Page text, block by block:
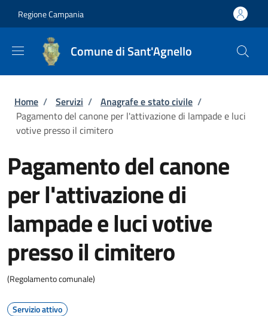
Regione Campania
Comune di Sant'Agnello
Briciole di pane
Home / Servizi / Anagrafe e stato civile /
Pagamento del canone per l'attivazione di lampade e luci
votive presso il cimitero
Pagamento del canone
per l'attivazione di
lampade e luci votive
presso il cimitero
(Regolamento comunale)
Servizio attivo